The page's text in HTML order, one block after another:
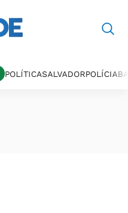
POLÍTICASALVADORPOLÍCIA